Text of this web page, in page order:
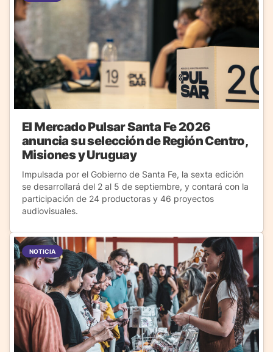
El Mercado Pulsar Santa Fe 2026
anuncia su selección de Región Centro,
Misiones y Uruguay
Impulsada por el Gobierno de Santa Fe, la sexta edición
se desarrollará del 2 al 5 de septiembre, y contará con la
participación de 24 productoras y 46 proyectos
audiovisuales.
NOTICIA